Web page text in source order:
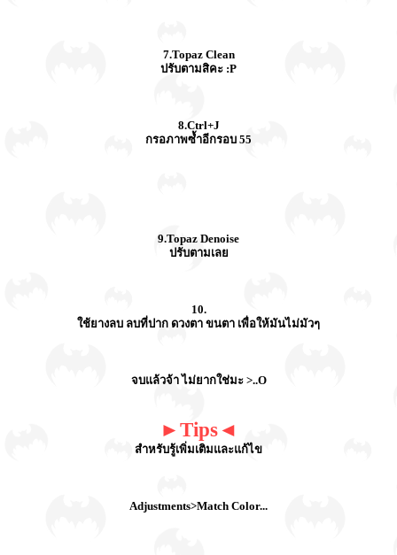
7.Topaz Clean
ปรับตามสิคะ :P
8.Ctrl+J
กรอภาพซ้ำอีกรอบ 55
9.Topaz Denoise
ปรับตามเลย
10.
ใช้ยางลบ ลบที่ปาก ดวงตา ขนตา เพื่อให้มันไม่มัวๆ
จบแล้วจ้า ไม่ยากใช่มะ >..O
►Tips◄
สำหรับรู้เพิ่มเติมและแก้ไข
Adjustments>Match Color...